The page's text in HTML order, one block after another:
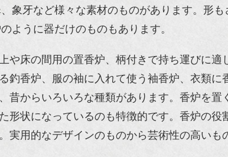
象牙など様々な素材のものがあります。形
ように器だけのものもあります。
や床の間用の置香炉、柄付きで持ち運びに適
釣香炉、服の袖に入れて使う袖香炉、衣類に
昔からいろいろな種類があります。香炉を
形状になっているのも特徴的です。香炉の
実用的なデザインのものから芸術性の高いも